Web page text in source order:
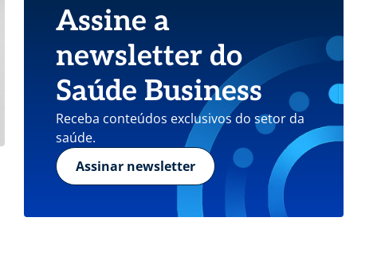
Assine a
newsletter do
Saúde Business
Receba conteúdos exclusivos do setor da
saúde.
Assinar newsletter